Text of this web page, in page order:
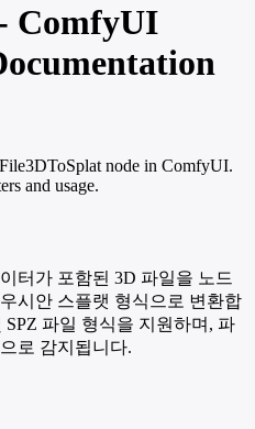
ComfyUI
node in ComfyUI.
and usage.
터가 포함된 3D 파일을 노드
시안 스플랫 형식으로 변환합
SPZ 파일 형식을 지원하며, 파
로 감지됩니다.